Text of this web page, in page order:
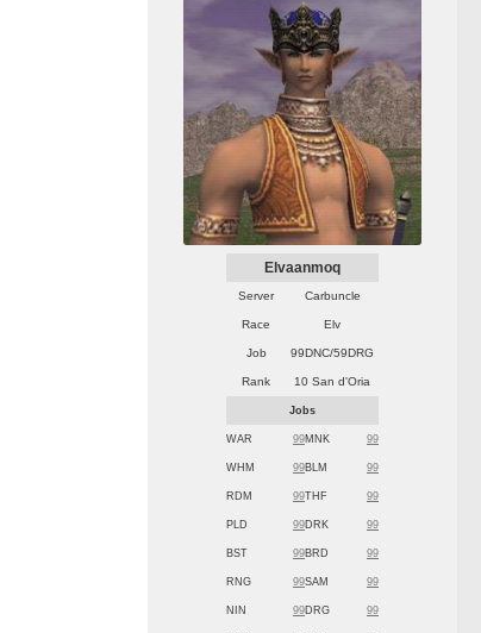
Elvaanmoq
Server Carbuncle
Race Elv
Job 99DNC/59DRG
Rank 10 San d'Oria
Jobs
WAR 99MNK 99
WHM 99BLM 99
RDM 99THF 99
PLD 99DRK 99
BST 99BRD 99
RNG 99SAM 99
NIN 99DRG 99